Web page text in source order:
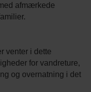
afmærkede
venter i dette
for vandreture,
og overnatning i det